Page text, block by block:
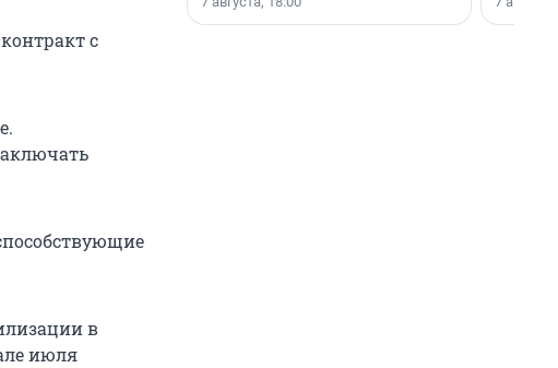
с
в
июля